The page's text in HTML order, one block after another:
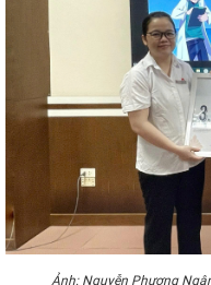
Ảnh: Nguyễn Phương